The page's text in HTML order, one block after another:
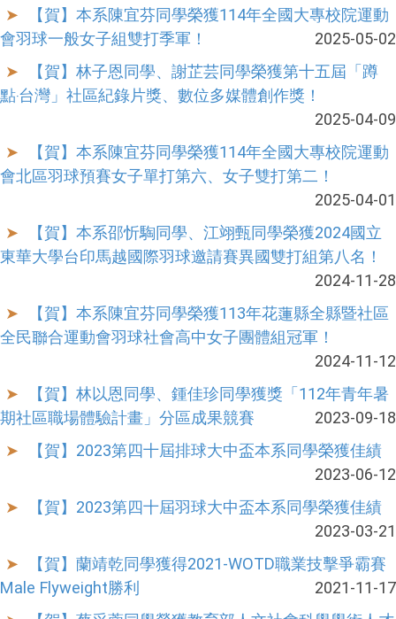
【賀】本系陳宜芬同學榮獲114年全國大專校院運動
會羽球一般女子組雙打季軍！
2025-05-02
【賀】林子恩同學、謝芷芸同學榮獲第十五屆「蹲
點‧台灣」社區紀錄片獎、數位多媒體創作獎！
2025-04-09
【賀】本系陳宜芬同學榮獲114年全國大專校院運動
會北區羽球預賽女子單打第六、女子雙打第二！
2025-04-01
【賀】本系邵忻騊同學、江翊甄同學榮獲2024國立
東華大學台印馬越國際羽球邀請賽異國雙打組第八名！
2024-11-28
【賀】本系陳宜芬同學榮獲113年花蓮縣全縣暨社區
全民聯合運動會羽球社會高中女子團體組冠軍！
2024-11-12
【賀】林以恩同學、鍾佳珍同學獲獎「112年青年暑
期社區職場體驗計畫」分區成果競賽
2023-09-18
【賀】2023第四十屆排球大中盃本系同學榮獲佳績
2023-06-12
【賀】2023第四十屆羽球大中盃本系同學榮獲佳績
2023-03-21
【賀】蘭靖乾同學獲得2021-WOTD職業技擊爭霸賽
Male Flyweight勝利
2021-11-17